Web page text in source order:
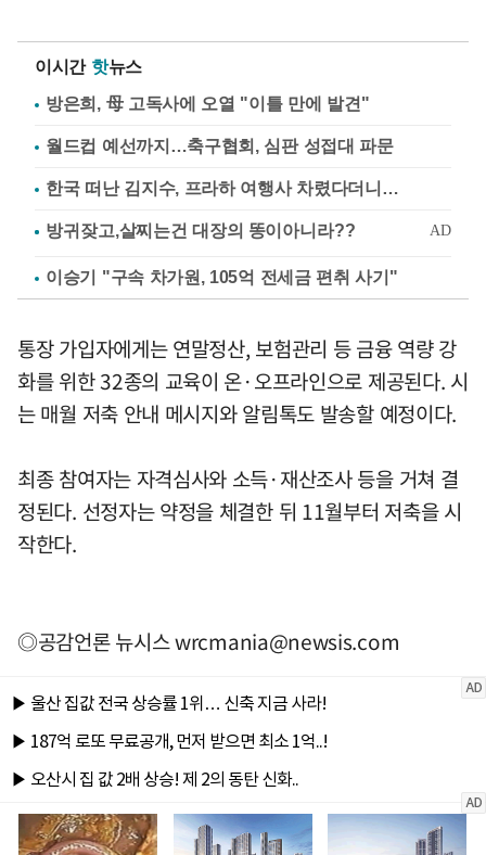
이시간 핫뉴스
방은희, 母 고독사에 오열 "이틀 만에 발견"
월드컵 예선까지…축구협회, 심판 성접대 파문
한국 떠난 김지수, 프라하 여행사 차렸다더니…
이승기 "구속 차가원, 105억 전세금 편취 사기"
통장 가입자에게는 연말정산, 보험관리 등 금융 역량 강
화를 위한 32종의 교육이 온·오프라인으로 제공된다. 시
는 매월 저축 안내 메시지와 알림톡도 발송할 예정이다.
최종 참여자는 자격심사와 소득·재산조사 등을 거쳐 결
정된다. 선정자는 약정을 체결한 뒤 11월부터 저축을 시
작한다.
◎공감언론 뉴시스wrcmania@newsis.com